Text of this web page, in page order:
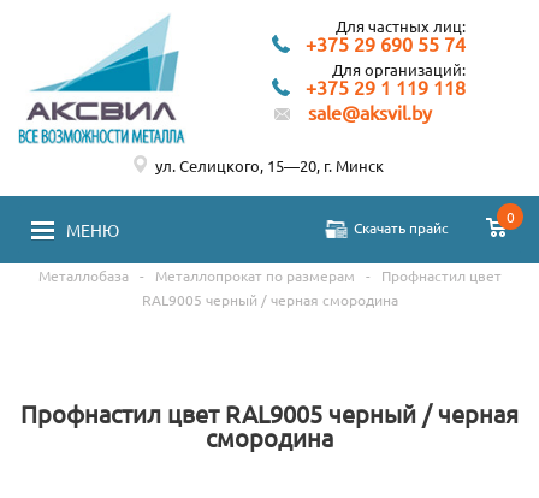
Для частных лиц:
+375 29 690 55 74
Для организаций:
+375 29 1 119 118
sale@aksvil.by
МЕНЮ Скачать прайс
0
ул. Селицкого, 15—20, г. Минск
Металлобаза - Металлопрокат по размерам -
Профнастил цвет
RAL9005 черный / черная смородина
Профнастил цвет RAL9005 черный / черная
смородина